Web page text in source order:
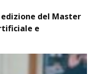
del Master
e